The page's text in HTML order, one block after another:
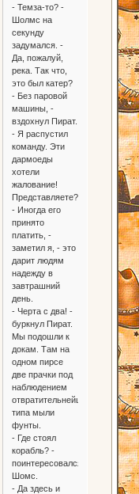
- Темза-то? -
Шолмс на
секунду
задумался. -
Да, пожалуй,
река. Так что,
это был катер?
- Без паровой
машины, -
вздохнул Пират.
- Я распустил
команду. Эти
дармоеды
хотели
жалование!
Представляете?
- Иногда его
принято
платить, -
заметил я, - это
дарит людям
надежду в
завтрашний
день.
- Черта с два! -
буркнул Пират.
Мы подошли к
докам. Там на
одном пирсе
две прачки под
наблюдением
отвратительнейшего
типа мыли
фунты.
- Где стоял
корабль? -
поинтересовался
Шомс.
- Да здесь и